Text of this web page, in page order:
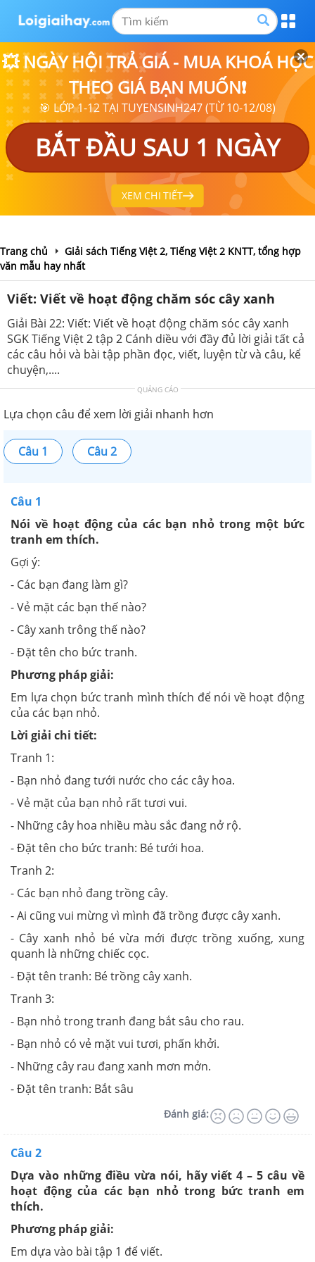
💥 NGÀY HỘI TRẢ GIÁ - MUA KHOÁ HỌC
THEO GIÁ BẠN MUỐN❗
🎯 LỚP 1-12 TẠI TUYENSINH247 (TỪ 10-12/08)
BẮT ĐẦU SAU 1 NGÀY
XEM CHI TIẾT
Trang chủ
Giải sách Tiếng Việt 2, Tiếng Việt 2 KNTT, tổng hợp
văn mẫu hay nhất
Viết: Viết về hoạt động chăm sóc cây xanh
Giải Bài 22: Viết: Viết về hoạt động chăm sóc cây xanh
SGK Tiếng Việt 2 tập 2 Cánh diều với đầy đủ lời giải tất cả
các câu hỏi và bài tập phần đọc, viết, luyện từ và câu, kể
chuyện,....
QUẢNG CÁO
Lựa chọn câu để xem lời giải nhanh hơn
Câu 1 Câu 2
Câu 1
Nói về hoạt động của các bạn nhỏ trong một bức
tranh em thích.
Gợi ý:
- Các bạn đang làm gì?
- Vẻ mặt các bạn thế nào?
- Cây xanh trông thế nào?
- Đặt tên cho bức tranh.
Phương pháp giải:
Em lựa chọn bức tranh mình thích để nói về hoạt động
của các bạn nhỏ.
Lời giải chi tiết:
Tranh 1:
- Bạn nhỏ đang tưới nước cho các cây hoa.
- Vẻ mặt của bạn nhỏ rất tươi vui.
- Những cây hoa nhiều màu sắc đang nở rộ.
- Đặt tên cho bức tranh: Bé tưới hoa.
Tranh 2:
- Các bạn nhỏ đang trồng cây.
- Ai cũng vui mừng vì mình đã trồng được cây xanh.
- Cây xanh nhỏ bé vừa mới được trồng xuống, xung
quanh là những chiếc cọc.
- Đặt tên tranh: Bé trồng cây xanh.
Tranh 3:
- Bạn nhỏ trong tranh đang bắt sâu cho rau.
- Bạn nhỏ có vẻ mặt vui tươi, phấn khởi.
- Những cây rau đang xanh mơn mởn.
- Đặt tên tranh: Bắt sâu
Đánh giá:
Câu 2
Dựa vào những điều vừa nói, hãy viết 4 – 5 câu về
hoạt động của các bạn nhỏ trong bức tranh em
thích.
Phương pháp giải:
Em dựa vào bài tập 1 để viết.